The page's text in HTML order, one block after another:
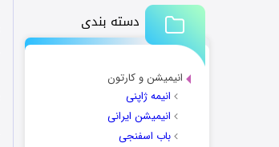
دسته بندی
انیمیشن و کارتون
انیمه ژاپنی
انیمیشن ایرانی
باب اسفنجی